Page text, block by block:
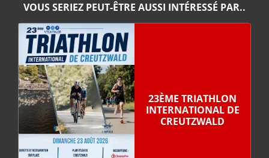
VOUS SERIEZ PEUT-ÊTRE AUSSI INTÉRESSÉ PAR..
23ÈME TRIATHLON
INTERNATIONAL DE
CREUTZWALD